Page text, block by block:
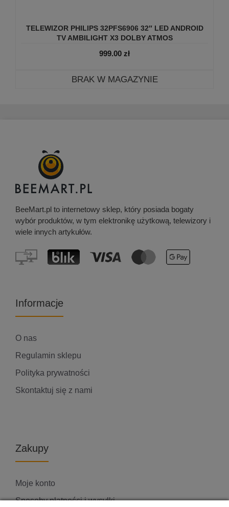
TELEWIZOR PHILIPS 32PFS6906 32″ LED ANDROID
TV AMBILIGHT X3 DOLBY ATMOS
999.00 zł
BRAK W MAGAZYNIE
BeeMart.pl to internetowy sklep, który posiada bogaty
wybór produktów, w tym elektronikę użytkową, telewizory i
wiele innych artykułów.
Informacje
O nas
Regulamin sklepu
Polityka prywatności
Skontaktuj się z nami
Zakupy
Moje konto
Sposoby płatności i wysyłki